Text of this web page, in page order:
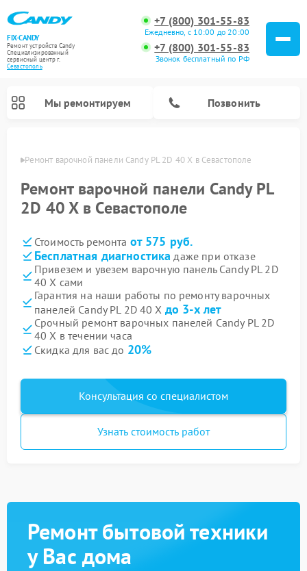
FIX-CANDY
Ремонт устройств Candy
Специализированный
cервисный центр г.
Севастополь
+7 (800) 301-55-83
Ежедневно, с 10:00 до 20:00
+7 (800) 301-55-83
Звонок бесплатный по РФ
Мы ремонтируем Позвонить
Ремонт варочной панели Candy PL 2D 40 X в Севастополе
Ремонт варочной панели Candy PL
2D 40 X в Севастополе
Стоимость ремонта от 575 руб.
Бесплатная диагностика даже при отказе
Привезем и увезем варочную панель Candy PL 2D
40 X сами
Гарантия на наши работы по ремонту варочных
панелей Candy PL 2D 40 X до 3-х лет
Срочный ремонт варочных панелей Candy PL 2D
40 X в течении часа
Скидка для вас до 20%
Консультация со специалистом
Узнать стоимость работ
Ремонт бытовой техники
у Вас дома